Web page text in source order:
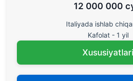
12 000 000
Italiyada ishlab
Kafolat - 1 yil
Xususiyatlari